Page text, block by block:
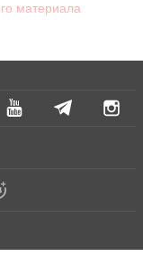
материала